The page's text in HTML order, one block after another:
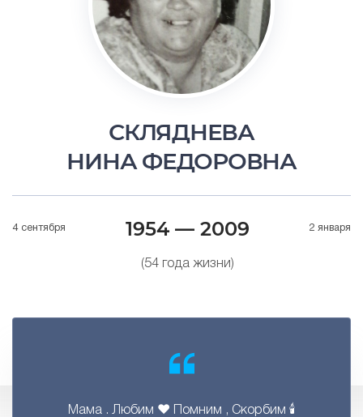
СКЛЯДНЕВА
НИНА ФЕДОРОВНА
4 сентября 1954 — 2009
(54 года жизни)
2 января
Мама . Любим ❤️ Помним , Скорбим 🕯️